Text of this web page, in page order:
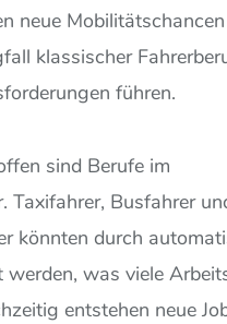
neue
klassischer
führen.
sind Berufe im
Taxifahrer, Busfahrer
könnten durch
werden, was viele
entstehen neue